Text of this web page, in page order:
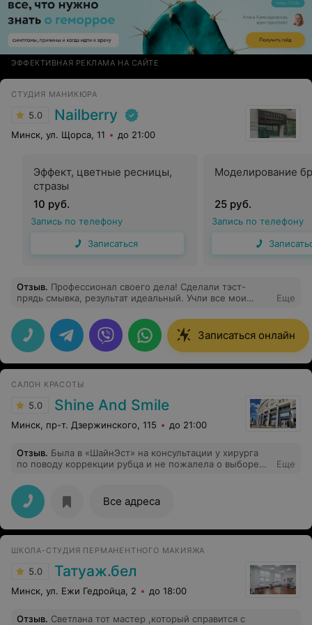
ЭФФЕКТИВНАЯ РЕКЛАМА НА САЙТЕ
СТУДИЯ МАНИКЮРА
5.0 Nailberry
Минск, ул. Щорса, 11 до 21:00
Эффект, цветные ресницы,
стразы
10 руб.
Запись по телефону
Записаться
Моделирование
25 руб.
Запись по телефону
Отзыв. Профессионал своего дела! Сделали тэст-
прядь смывка, результат идеальный. Учли все мои
дальнейших процедурах. Индивидуальный подход.
Атмосфера в салоне отличная, время пролетело
незаметно. Спасибо за красоту!
Еще
Записаться онлайн
САЛОН КРАСОТЫ
5.0 Shine And Smile
Минск, пр-т. Дзержинского, 115 до 21:00
Отзыв. Была в «ШайнЭст» на консультации у хирурга
по поводу коррекции рубца и не пожалела о выборе
задал уточняющие вопросы (Откуда появился рубец?
Как давно? Делала ли что-нибудь, чтобы его
скорректировать?). Подробно объяснил, какие сейчас
существуют методы коррекции, какие из них подходят
для меня. Отвечал на все вопросы спокойно и
раз. Видно, что специалист опытный и
неравнодушный, умеет работать с людьми. Я получила
четкие и понятные рекомендации. Спасибо!
Еще
Все адреса
ШКОЛА-СТУДИЯ ПЕРМАНЕНТНОГО МАКИЯЖА
5.0 Татуаж.бел
Минск, ул. Ежи Гедройца, 2 до 18:00
Отзыв. Светлана тот мастер ,который справится с